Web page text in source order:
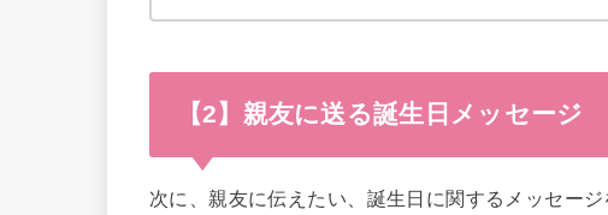
【2】親友に送る誕生日メッセージ
次に、親友に伝えたい、誕生日に関するメッセー